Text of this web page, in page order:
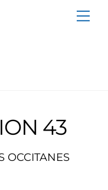
43
OCCITANES